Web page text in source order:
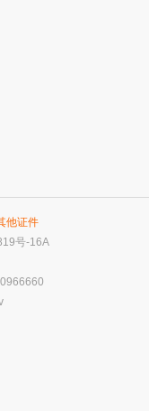
他证件
号-16A